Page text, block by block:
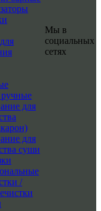
для
для
суши
/
Мы в
социальных
сетях